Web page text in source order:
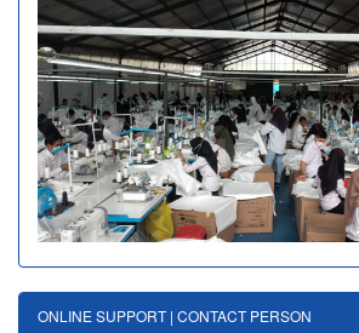
ONLINE SUPPORT | CONTACT PERSON